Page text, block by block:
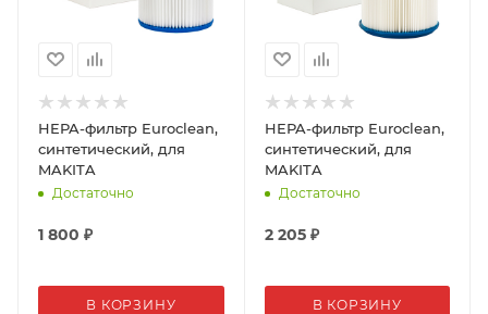
HEPA-фильтр Euroclean,
синтетический, для
MAKITA
Достаточно
1 800 ₽
В КОРЗИНУ
HEPA-фильтр Euroclean,
синтетический, для
MAKITA
Достаточно
2 205₽
В КОРЗИНУ